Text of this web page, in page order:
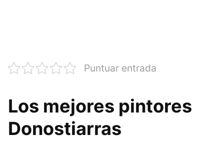
Puntuar entrada
Los mejores pintores
Donostiarras